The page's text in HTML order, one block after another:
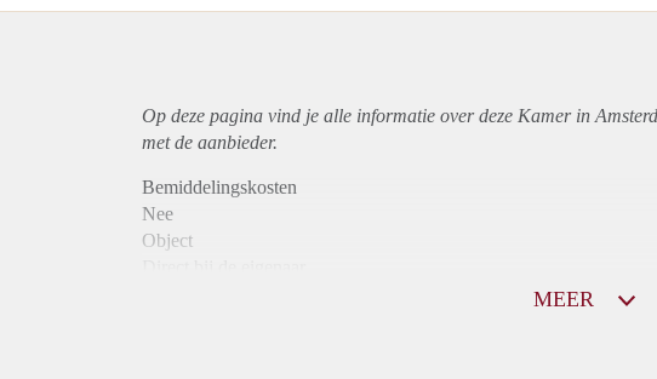
Op deze pagina vind je alle informatie over deze Kamer in
met de aanbieder.
Bemiddelingskosten
Nee
Object
MEER